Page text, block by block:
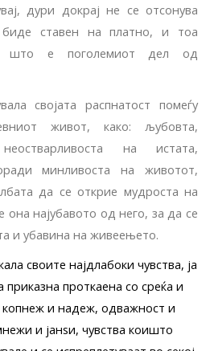
дури докрај не се отсонува
ставен на платно, и тоа
што е поголемиот дел од
својата распнатост помеѓу
живот, како: љубовта,
на истата,
минливос­та на животот,
да се открие мудроста на
најубавото од него, за да се
и убавина на живеењето.
своите најдлабо­ки чувства, ја
приказна проткаена со среќа и
коп­неж и надеж, одважност и
и јанѕи, чувства коишто